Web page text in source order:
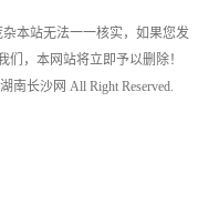
本站无法一一核实，如果您发
，本网站将立即予以删除！
南长沙网 All Right Reserved.